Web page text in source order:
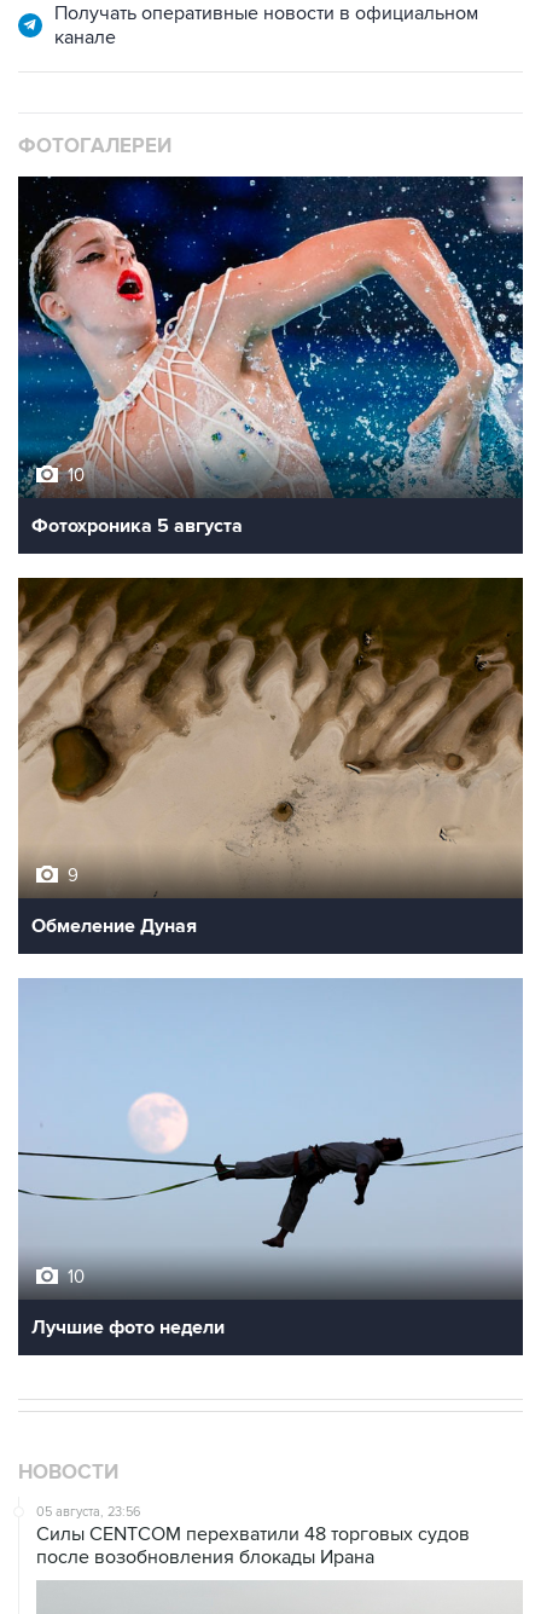
Получать оперативные новости в официальном
канале
ФОТОГАЛЕРЕИ
10
Фотохроника 5 августа
9
Обмеление Дуная
10
Лучшие фото недели
НОВОСТИ
05 августа, 23:56
Силы CENTCOM перехватили 48 торговых судов
после возобновления блокады Ирана